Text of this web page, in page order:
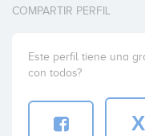
COMPARTIR PERFIL
Este perfil tiene una
con todos?
X